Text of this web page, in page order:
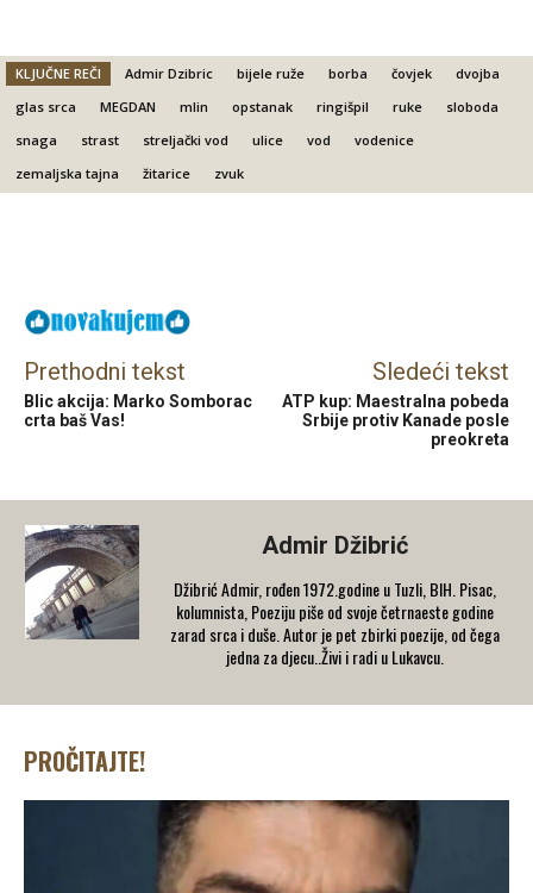
KLJUČNE REČI Admir Dzibric bijele ruže borba čovjek
dvojba
glas srca
MEGDAN mlin opstanak ringišpil ruke
sloboda
snaga
strast streljački vod ulice vod
vodenice
zemaljska tajna
žitarice zvuk
Prethodni tekst
Blic akcija: Marko Somborac
crta baš Vas!
Sledeći tekst
ATP kup: Maestralna pobeda
Srbije protiv Kanade posle
preokreta
Admir Džibrić
Džibrić Admir, rođen 1972.godine u Tuzli, BIH. Pisac,
kolumnista, Poeziju piše od svoje četrnaeste godine
zarad srca i duše. Autor je pet zbirki poezije, od čega
jedna za djecu..Živi i radi u Lukavcu.
PROČITAJTE!